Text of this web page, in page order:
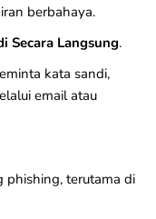
berbahaya.
Secara Langsung.
kata sandi,
email atau
phishing, terutama di